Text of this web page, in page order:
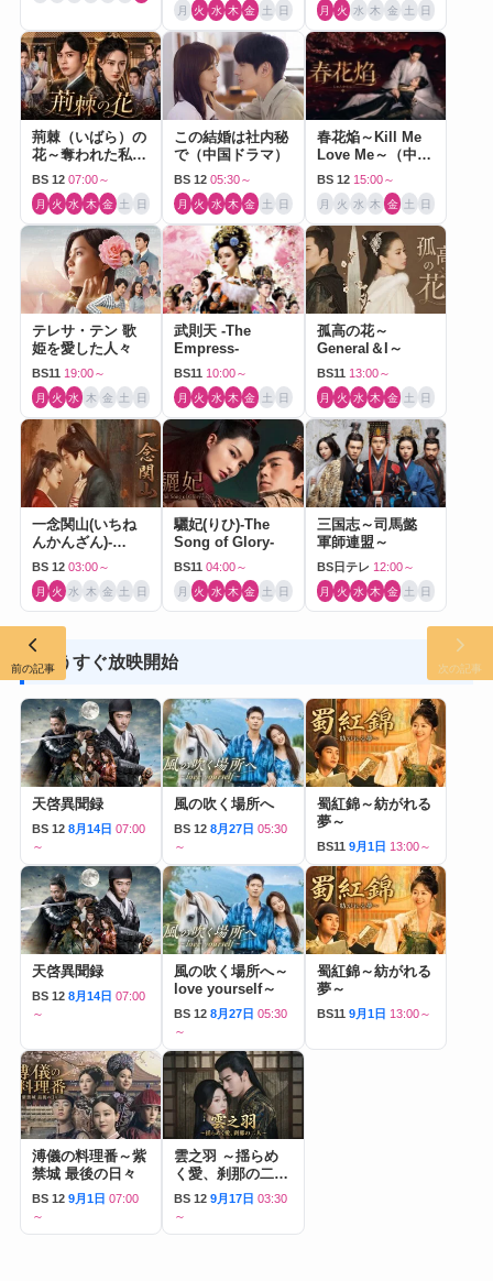
月 火 水 木 金 土 日 月 火 水 木 金 土 日
荊棘（いばら）の
花～奪われた私～
（中国ドラマ）
BS 12 07:00～
月 火 水 木 金 土 日
この結婚は社内秘
で（中国ドラマ）
BS 12 05:30～
月 火 水 木 金 土 日
春花焔～Kill Me
Love Me～（中国
ドラマ）
BS 12 15:00～
月 火 水 木 金 土 日
テレサ・テン 歌
姫を愛した人々
BS11 19:00～
月 火 水 木 金 土 日
武則天 -The
Empress-
BS11 10:00～
月 火 水 木 金 土 日
孤高の花～
General＆I～
BS11 13:00～
月 火 水 木 金 土 日
一念関山(いちね
んかんざん)-
Journey to Love-
BS 12 03:00～
月 火 水 木 金 土 日
驪妃(りひ)-The
Song of Glory-
BS11 04:00～
月 火 水 木 金 土 日
三国志～司馬懿
軍師連盟～
BS日テレ 12:00～
月 火 水 木 金 土 日
もうすぐ放映開始
天啓異聞録
BS 12 8月14日 07:00
～
風の吹く場所へ
BS 12 8月27日 05:30
～
蜀紅錦～紡がれる
夢～
BS11 9月1日 13:00～
天啓異聞録
BS 12 8月14日 07:00
～
風の吹く場所へ～
love yourself～
BS 12 8月27日 05:30
～
蜀紅錦～紡がれる
夢～
BS11 9月1日 13:00～
溥儀の料理番～紫
禁城 最後の日々
BS 12 9月1日 07:00
～
雲之羽 ～揺らめ
く愛、刹那の二人
～
BS 12 9月17日 03:30
～
前の記事 次の記事